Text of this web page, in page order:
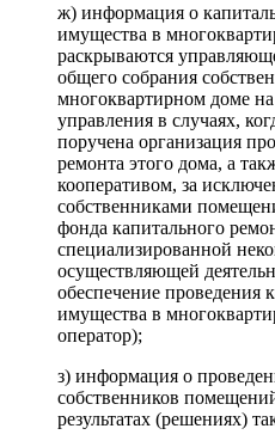
ж) информация о
имущества в
раскрываются
общего собрания
многоквартирном доме
управления в случаях,
поручена организация
ремонта этого дома, а
кооперативом, за
собственниками
фонда капитального
специализированной
осуществляющей
обеспечение проведения
имущества в
оператор);
з) информация о
собственников
результатах (решениях)